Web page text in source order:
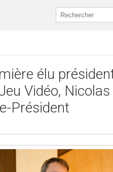
élu
Vidéo, Nicolas
Président